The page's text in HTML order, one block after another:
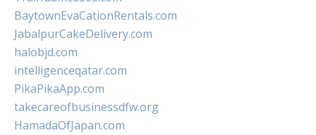
BaytownEvaCationRentals.com
JabalpurCakeDelivery.com
halobjd.com
intelligenceqatar.com
PikaPikaApp.com
takecareofbusinessdfw.org
HamadaOfJapan.com